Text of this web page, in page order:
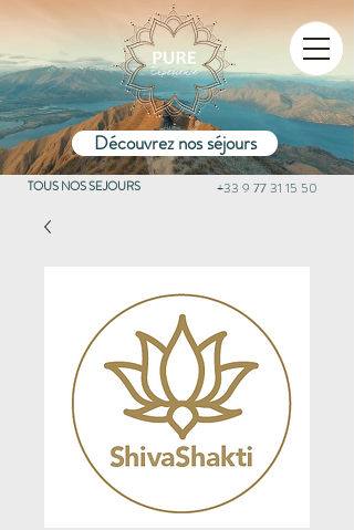
Découvrez nos séjours
+33 9 77 31 15 50
TOUS NOS SEJOURS